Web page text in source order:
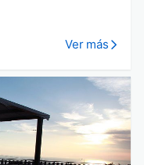
Ver más